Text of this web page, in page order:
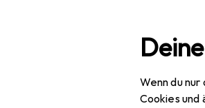
Wenn du
Cookies und
Navigation nach KategorienGesamtsortiment